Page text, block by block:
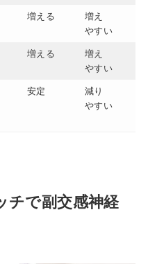
増える
増え
やすい
増える
増え
やすい
安定
減り
やすい
チで副交感神経